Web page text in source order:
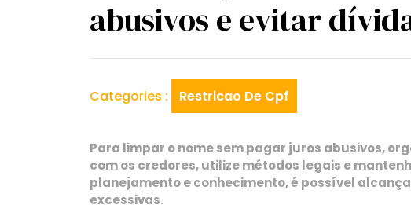
abusivos e evitar
Categories : Restricao De Cpf
Para limpar o nome sem pagar juros abusivos,
com os credores, utilize métodos legais e
planejamento e conhecimento, é possível
excessivas.